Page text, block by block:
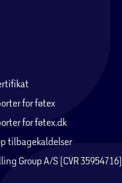
for føtex
for føtex.dk
tilbagekaldelser
Group A/S (CVR 35954716)